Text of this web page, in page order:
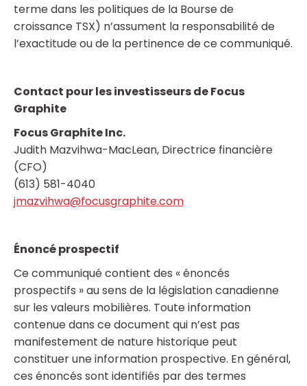
terme dans les politiques de la Bourse de
croissance TSX) n’assument la responsabilité de
l’exactitude ou de la pertinence de ce communiqué.
Contact pour les investisseurs de Focus
Graphite
Focus Graphite Inc.
Judith Mazvihwa-MacLean, Directrice financière
(CFO)
(613) 581-4040
jmazvihwa@focusgraphite.com
Énoncé prospectif
Ce communiqué contient des « énoncés
prospectifs » au sens de la législation canadienne
sur les valeurs mobilières. Toute information
contenue dans ce document qui n’est pas
manifestement de nature historique peut
constituer une information prospective. En général,
ces énoncés sont identifiés par des termes